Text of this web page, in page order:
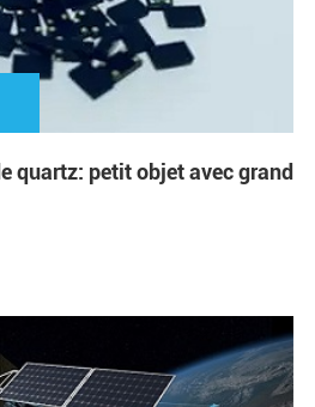
quartz: petit objet avec grand